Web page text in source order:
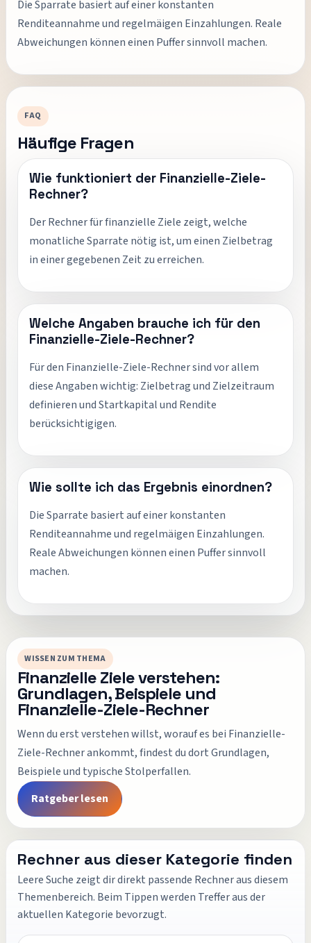
Die Sparrate basiert auf einer konstanten
Renditeannahme und regelmäigen Einzahlungen. Reale
Abweichungen können einen Puffer sinnvoll machen.
FAQ
Häufige Fragen
Wie funktioniert der Finanzielle-Ziele-
Rechner?
Der Rechner für finanzielle Ziele zeigt, welche
monatliche Sparrate nötig ist, um einen Zielbetrag
in einer gegebenen Zeit zu erreichen.
Welche Angaben brauche ich für den
Finanzielle-Ziele-Rechner?
Für den Finanzielle-Ziele-Rechner sind vor allem
diese Angaben wichtig: Zielbetrag und Zielzeitraum
definieren und Startkapital und Rendite
berücksichtigigen.
Wie sollte ich das Ergebnis einordnen?
Die Sparrate basiert auf einer konstanten
Renditeannahme und regelmäigen Einzahlungen.
Reale Abweichungen können einen Puffer sinnvoll
machen.
WISSEN ZUM THEMA
Finanzielle Ziele verstehen:
Grundlagen, Beispiele und
Finanzielle-Ziele-Rechner
Wenn du erst verstehen willst, worauf es bei Finanzielle-
Ziele-Rechnerankommt, findest du dort Grundlagen,
Beispiele und typische Stolperfallen.
Ratgeber lesen
Rechner aus dieser Kategorie finden
Leere Suche zeigt dir direkt passende Rechner aus diesem
Themenbereich. Beim Tippen werden Treffer aus der
aktuellen Kategorie bevorzugt.